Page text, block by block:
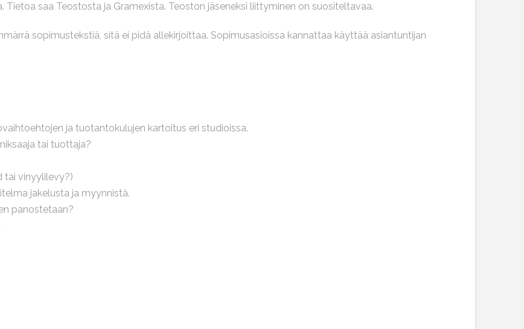
Tietoa saa Teostosta ja Gramexista. Teoston jäseneksi liittyminen on suositeltavaa.
sopimustekstiä, sitä ei pidä allekirjoittaa. Sopimusasioissa kannattaa käyttää asiantuntijan
ja tuotantokulujen kartoitus eri studioissa.
tai tuottaja?
tai vinyylilevy?)
jakelusta ja myynnistä.
panostetaan?